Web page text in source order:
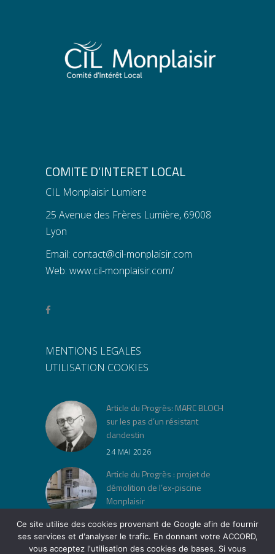
COMITE D’INTERET LOCAL
CIL Monplaisir Lumiere
25 Avenue des Frères Lumière, 69008
Lyon
Email: contact@cil-monplaisir.com
Web: www.cil-monplaisir.com/
MENTIONS LEGALES
UTILISATION COOKIES
Article du Progrès: MARC BLOCH
sur les pas d’un résistant
clandestin
24 MAI 2026
Article du Progrès : projet de
démolition de l’ex-piscine
Monplaisir
« Jeu de lois » à la Cité Musée
Ce site utilise des cookies provenant de Google afin de fournir
ses services et d'analyser le trafic. En donnant votre ACCORD,
vous acceptez l'utilisation des cookies de bases. Si vous